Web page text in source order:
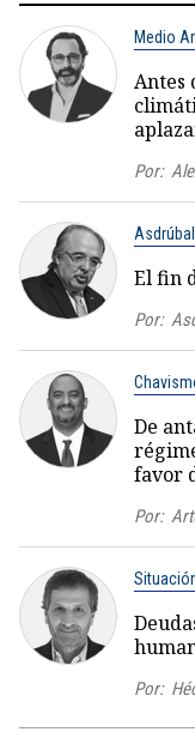
Medio
Antes
Por:
El fin
Por:
De
favor
Por:
Por: